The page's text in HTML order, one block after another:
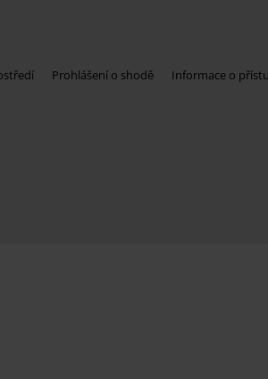
Prohlášení o shodě Informace o